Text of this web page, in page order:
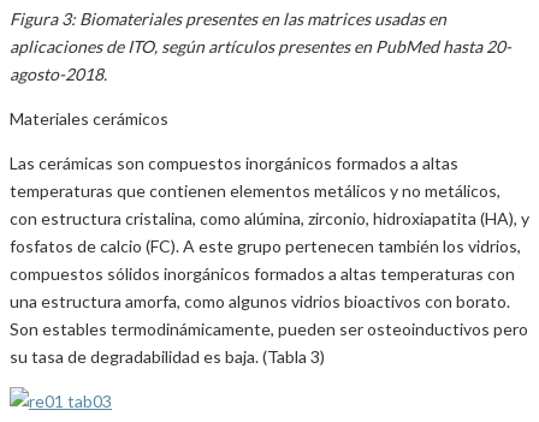
Figura 3: Biomateriales presentes en las matrices usadas en
aplicaciones de ITO, según artículos presentes en PubMed hasta 20-
agosto-2018.
Materiales cerámicos
Las cerámicas son compuestos inorgánicos formados a altas
temperaturas que contienen elementos metálicos y no metálicos,
con estructura cristalina, como alúmina, zirconio, hidroxiapatita (HA), y
fosfatos de calcio (FC). A este grupo pertenecen también los vidrios,
compuestos sólidos inorgánicos formados a altas temperaturas con
una estructura amorfa, como algunos vidrios bioactivos con borato.
Son estables termodinámicamente, pueden ser osteoinductivos pero
su tasa de degradabilidad es baja. (Tabla 3)